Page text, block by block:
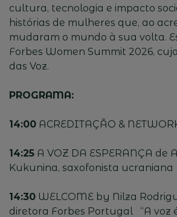
cultura, tecnologia e impacto
histórias de mulheres que, ao
mudaram o mundo à sua volta.
Forbes Women Summit 2026,
das Voz.
PROGRAMA:
14:00 ACREDITAÇÃO &
14:25 A VOZ DA ESPERANÇA de
Kukunina, saxofonista ucraniana
14:30 WELCOME by Nilza
diretora Forbes Portugal “A voz